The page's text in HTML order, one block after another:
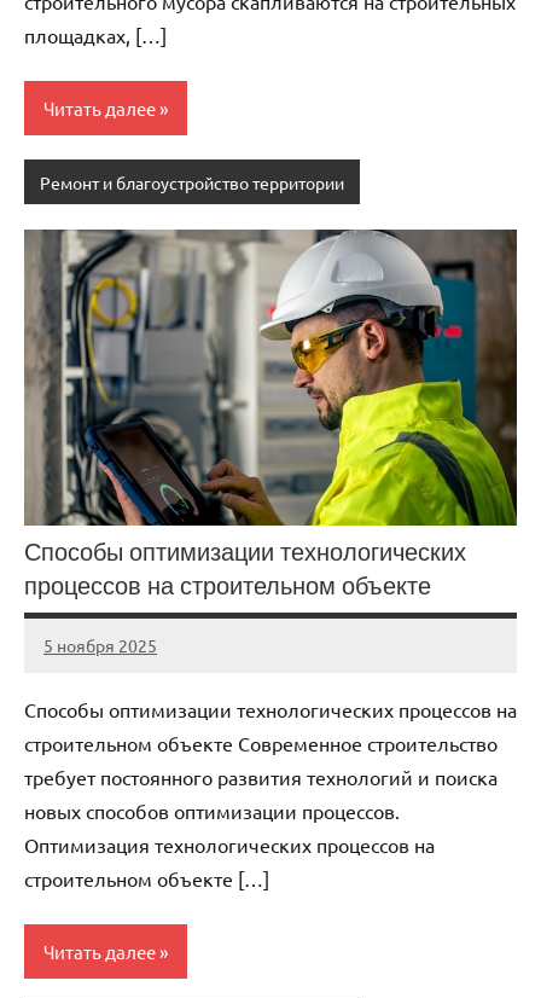
площадках, […]
Читать далее
Ремонт и благоустройство территории
Способы оптимизации технологических
процессов на строительном объекте
5 ноября 2025
cement_zavod
Нет
Способы оптимизации технологических процессов на
строительном объекте Современное строительство
требует постоянного развития технологий и поиска
новых способов оптимизации процессов.
Оптимизация технологических процессов на
строительном объекте […]
Читать далее